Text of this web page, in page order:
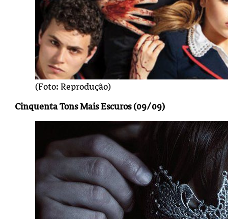
(Foto: Reprodução)
Cinquenta Tons Mais Escuros (09/09)